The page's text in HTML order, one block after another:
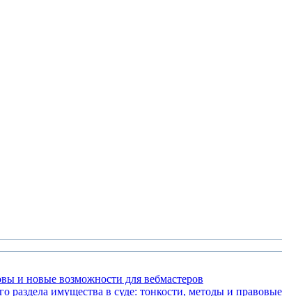
и новые возможности для вебмастеров
раздела имущества в суде: тонкости, методы и